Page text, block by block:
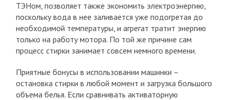
ТЭНом, позволяет также экономить электроэнергию,
поскольку вода в нее заливается уже подогретая до
необходимой температуры, и агрегат тратит энергию
только на работу мотора. По той же причине сам
процесс стирки занимает совсем немного времени.
Приятные бонусы в использовании машинки –
остановка стирки в любой момент и загрузка большого
объема белья. Если сравнивать активаторную